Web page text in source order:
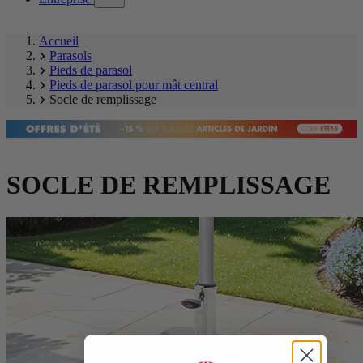
submenu)
Accueil
Parasols
Pieds de parasol
Pieds de parasol pour mât central
Socle de remplissage
SOCLE DE REMPLISSAGE